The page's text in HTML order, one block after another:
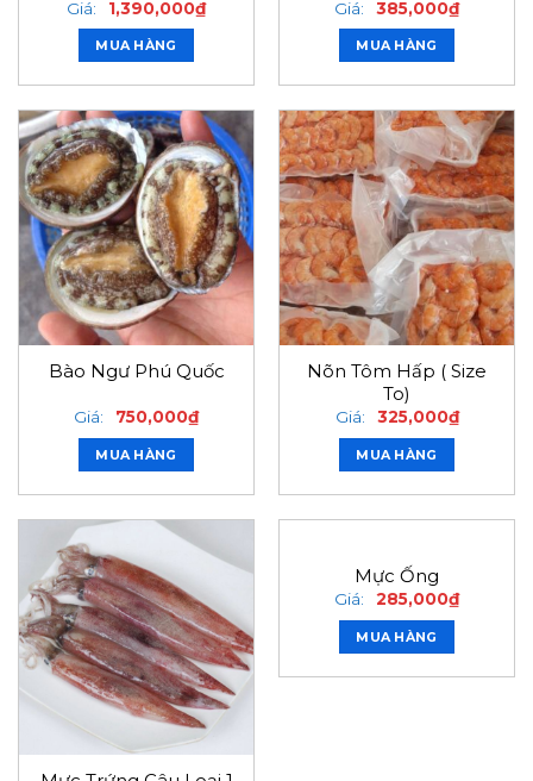
Giá: 1,390,000₫
MUA HÀNG
Giá: 385,000₫
MUA HÀNG
Bào Ngư Phú Quốc
Giá: 750,000₫
MUA HÀNG
Nõn Tôm Hấp ( Size
To)
Giá: 325,000₫
MUA HÀNG
Mực Ống
Giá: 285,000₫
MUA HÀNG